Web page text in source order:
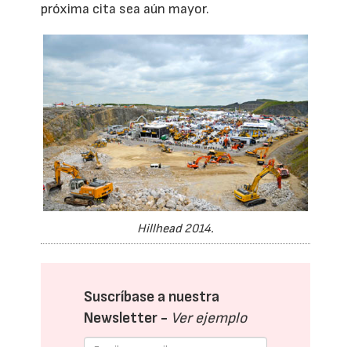
próxima cita sea aún mayor.
Hillhead 2014.
Suscríbase a nuestra
Newsletter - Ver ejemplo